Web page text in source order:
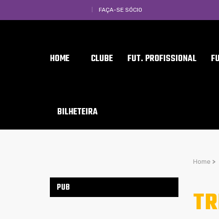
FAÇA-SE SÓCIO
HOME CLUBE FUT. PROFISSIONAL
BILHETEIRA
Home >
PUB